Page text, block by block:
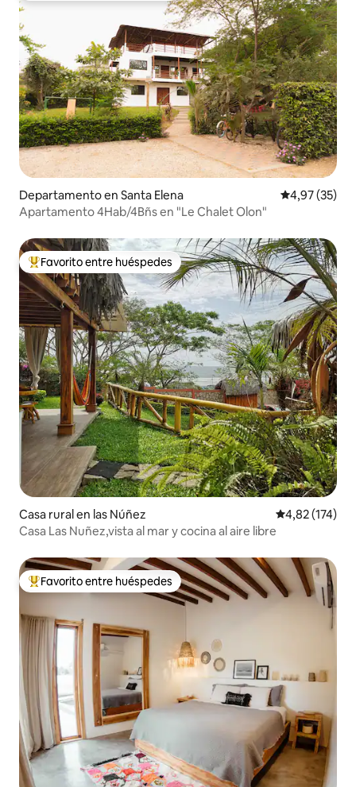
Departamento en Santa Elena Calificación
4,97 (35)
Apartamento 4Hab/4Bñs en "Le Chalet Olon"
Favorito entre los huéspedes más destacados
Favorito entre huéspedes
Casa rural en las Núñez Calificación
4,82 (174)
Casa Las Nuñez,vista al mar y cocina al aire libre
Favorito entre los huéspedes más destacados
Favorito entre huéspedes